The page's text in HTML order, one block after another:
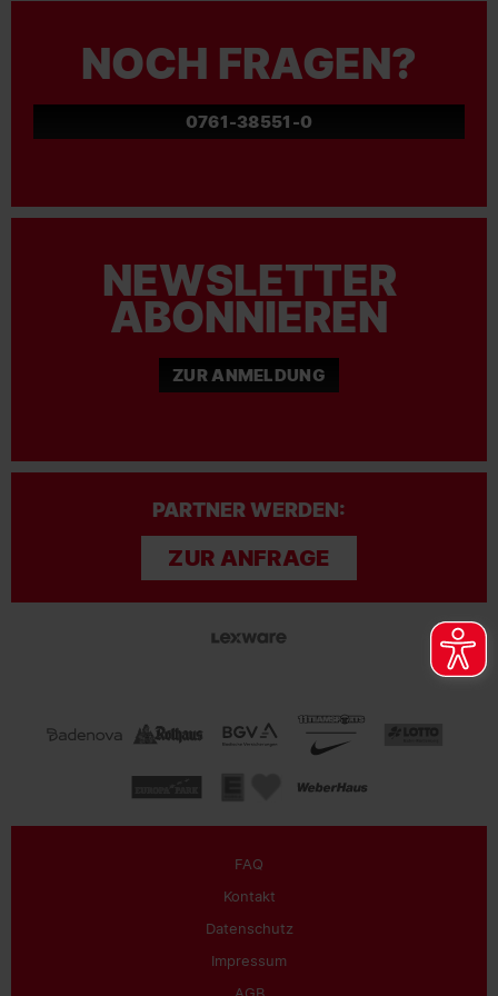
NOCH FRAGEN?
0761-38551-0
NEWSLETTER
ABONNIEREN
ZUR ANMELDUNG
PARTNER WERDEN:
ZUR ANFRAGE
FAQ
Kontakt
Datenschutz
Impressum